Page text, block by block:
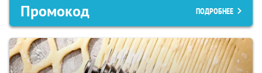
Промокод ПОДРОБНЕЕ